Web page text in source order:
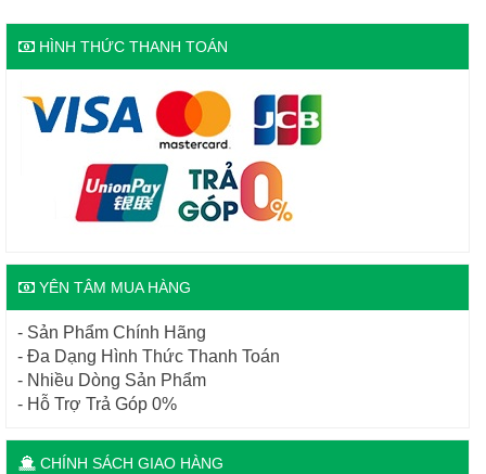
HÌNH THỨC THANH TOÁN
YÊN TÂM MUA HÀNG
- Sản Phẩm Chính Hãng
- Đa Dạng Hình Thức Thanh Toán
- Nhiều Dòng Sản Phẩm
- Hỗ Trợ Trả Góp 0%
CHÍNH SÁCH GIAO HÀNG